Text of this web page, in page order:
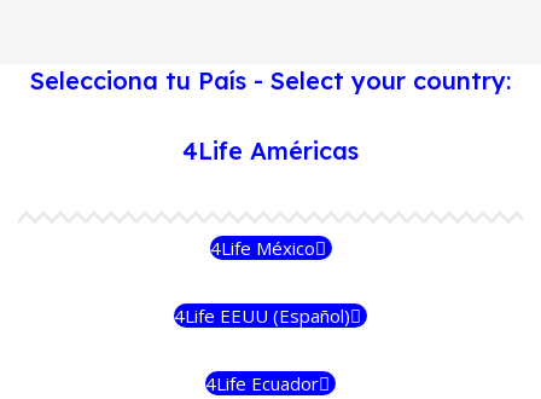
Selecciona tu País - Select your country:
4Life Américas
4Life México
4Life EEUU (Español)
4Life Ecuador